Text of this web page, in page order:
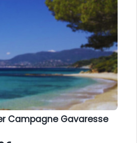
Campagne Gavaresse